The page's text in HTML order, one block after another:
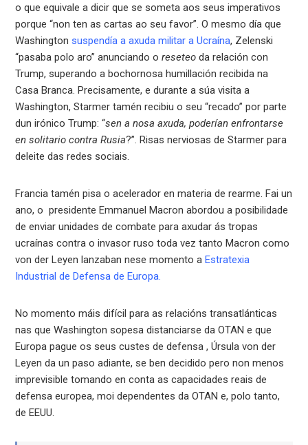
o que equivale a dicir que se someta aos seus imperativos
porque “non ten as cartas ao seu favor”. O mesmo día que
Washingtonsuspendía a axuda militar a Ucraína, Zelenski
“pasaba polo aro” anunciando oreseteo da relación con
Trump, superando a bochornosa humillación recibida na
Casa Branca. Precisamente, e durante a súa visita a
Washington, Starmer tamén recibiu o seu “recado” por parte
dun irónico Trump: “sen a nosa axuda, poderían enfrontarse
en solitario contra Rusia?”. Risas nerviosas de Starmer para
deleite das redes sociais.
Francia tamén pisa o acelerador en materia de rearme. Fai un
ano, o presidente Emmanuel Macron abordou a posibilidade
de enviar unidades de combate para axudar ás tropas
ucraínas contra o invasor ruso toda vez tanto Macron como
von der Leyen lanzaban nese momento aEstratexia
Industrial de Defensa de Europa.
No momento máis difícil para as relacións transatlánticas
nas que Washington sopesa distanciarse da OTAN e que
Europa pague os seus custes de defensa , Úrsula von der
Leyen da un paso adiante, se ben decidido pero non menos
imprevisible tomando en conta as capacidades reais de
defensa europea, moi dependentes da OTAN e, polo tanto,
de EEUU.